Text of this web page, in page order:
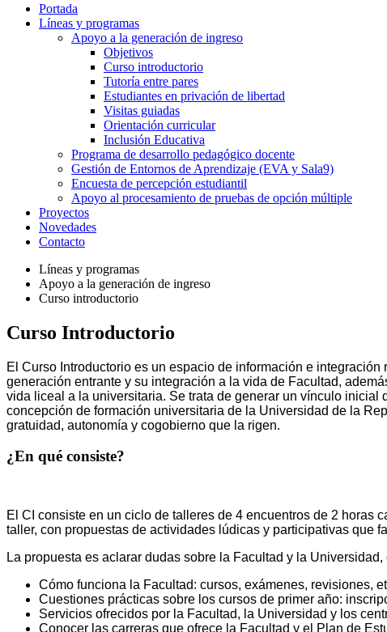
Portada
Líneas y programas
Apoyo a la generación de ingreso
Objetivos
Curso introductorio
Tutoría entre pares
Estudiantes en privación de libertad
Visitas guiadas
Orientación curricular
Inclusión Educativa
Programa de desarrollo pedagógico docente
Gestión de Entornos de Aprendizaje (EVA y Sala9)
Encuesta de percepción estudiantil
Apoyo al procesamiento de pruebas de opción múltiple
Proyectos
Novedades
Contacto
Líneas y programas
Apoyo a la generación de ingreso
Curso introductorio
Curso Introductorio
El Curso Introductorio es un espacio de información e
generación entrante y su integración a la vida de Facultad,
vida liceal a la universitaria. Se trata de generar un vínculo
concepción de formación universitaria de la Universidad de la
gratuidad, autonomía y cogobierno que la rigen.
¿En qué consiste?
El CI consiste en un ciclo de talleres de 4 encuentros de 2 horas
taller, con propuestas de actividades lúdicas y participativas que
La propuesta es aclarar dudas sobre la Facultad y la Universidad,
Cómo funciona la Facultad: cursos, exámenes, revisiones,
Cuestiones prácticas sobre los cursos de primer año:
Servicios ofrecidos por la Facultad, la Universidad y los
Conocer las carreras que ofrece la Facultad y el Plan de